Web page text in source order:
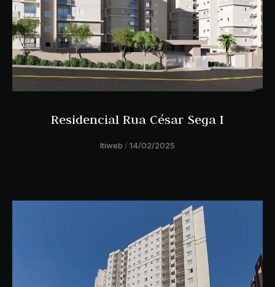
Residencial Rua César Sega I
ltiweb 14/02/2025